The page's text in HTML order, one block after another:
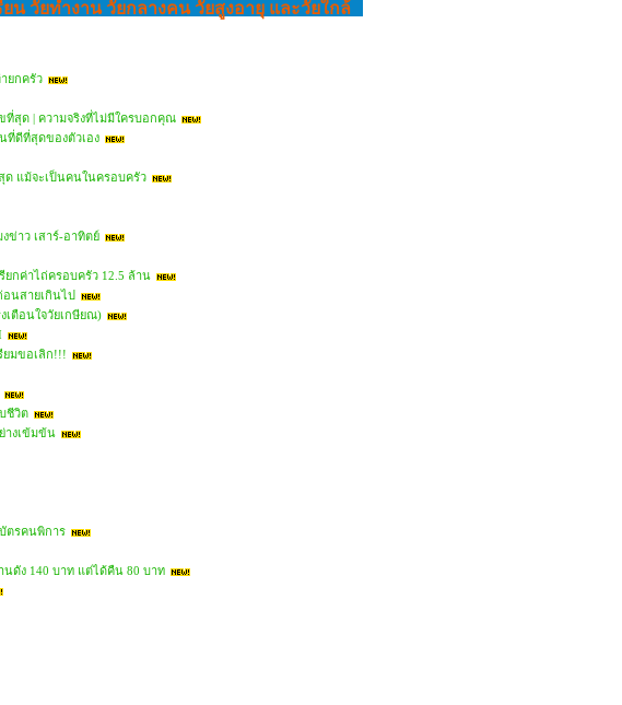
น วัยทํางาน วัยกลางคน วัยสูงอายุ และวัยใกล้
ยกครัว
ที่สุด | ความจริงที่ไม่มีใครบอกคุณ
ที่ดีที่สุดของตัวเอง
ด แม้จะเป็นคนในครอบครัว
ข่าว เสาร์-อาทิตย์
กค่าไถ่ครอบครัว 12.5 ล้าน
นสายเกินไป
เตือนใจวัยเกษียณ)
ยมขอเลิก!!!
ชีวิต
างเข้มข้น
ตรคนพิการ
นดัง 140 บาท แต่ได้คืน 80 บาท